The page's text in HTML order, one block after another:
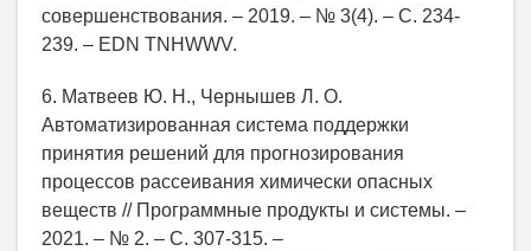
совершенствования. – 2019. – № 3(4). – С. 234-
239. – EDN TNHWWV.
6. Матвеев Ю. Н., Чернышев Л. О.
Автоматизированная система поддержки
принятия решений для прогнозирования
процессов рассеивания химически опасных
веществ // Программные продукты и системы. –
2021. – № 2. – С. 307-315. –